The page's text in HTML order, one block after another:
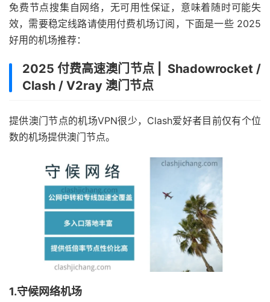
免费节点搜集自网络，无可用性保证，意味着随时可能失
效，需要稳定线路请使用付费机场订阅，下面是一些 2025
好用的机场推荐：
2025 付费高速澳门节点 | Shadowrocket /
Clash / V2ray 澳门节点
提供澳门节点的机场VPN很少，Clash爱好者目前仅有个位
数的机场提供澳门节点。
1.守候网络机场